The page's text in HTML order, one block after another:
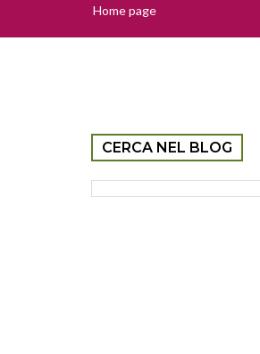
Home page
CERCA NEL BLOG